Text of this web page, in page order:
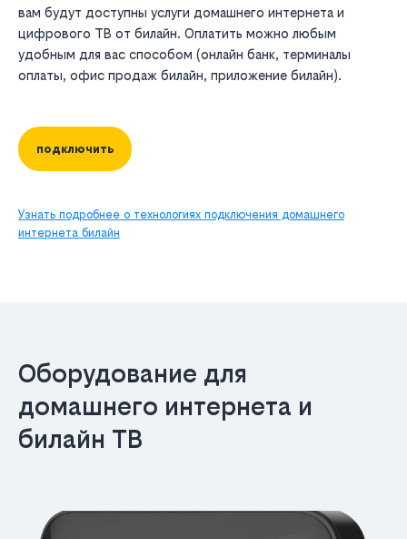
вам будут доступны услуги домашнего интернета и
цифрового ТВ от билайн. Оплатить можно любым
удобным для вас способом (онлайн банк, терминалы
оплаты, офис продаж билайн, приложение билайн).
подключить
Узнать подробнее о технологиях подключения домашнего
интернета билайн
Оборудование для
домашнего интернета и
билайн ТВ